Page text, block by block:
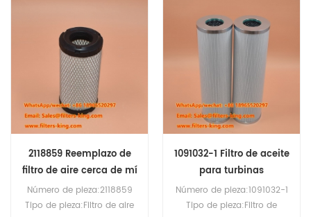
piezas
pedido:60 unidades
Compatibilidad:Generador
2118859 Reemplazo de
filtro de aire cerca de mí
Número de pieza:2118859
Tipo de pieza:Filtro de aire
1091032-1 Filtro de aceite
para turbinas
Número de pieza:1091032-1
Tipo de pieza:Filtro de